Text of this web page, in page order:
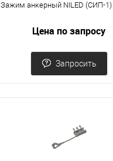
Зажим анкерный NILED (СИП-1)
Цена по запросу
Запросить